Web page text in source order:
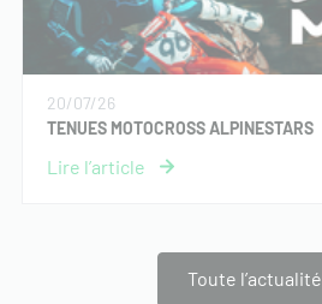
20/07/26
TENUES MOTOCROSS ALPINESTARS
Toute l’actualité